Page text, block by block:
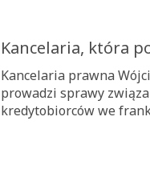
Kancelaria, która
Kancelaria prawna
prowadzi sprawy
kredytobiorców we